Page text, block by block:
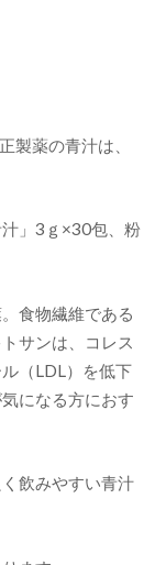
薬の青汁は、
」3ｇ×30包、粉
食物繊維である
サンは、コレス
（LDL）を低下
になる方におす
飲みやすい青汁